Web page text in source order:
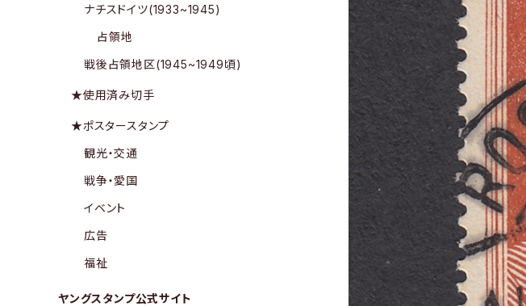
ナチスドイツ(1933~1945)
占領地
戦後占領地区(1945~1949頃)
★使用済み切手
★ポスタースタンプ
観光・交通
戦争・愛国
イベント
広告
福祉
ヤングスタンプ公式サイト